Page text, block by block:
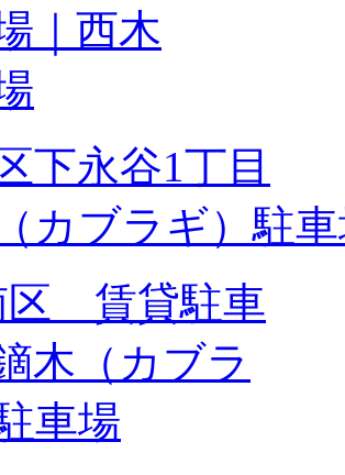
下永谷1丁目
カブラギ）駐